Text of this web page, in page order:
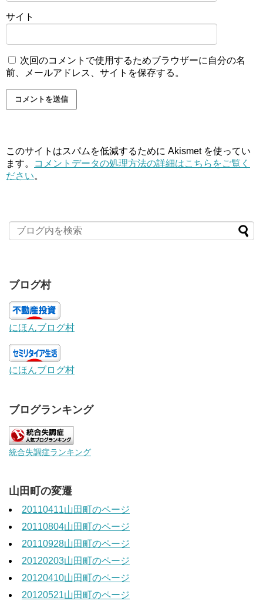
サイト
次回のコメントで使用するためブラウザーに自分の名
前、メールアドレス、サイトを保存する。
このサイトはスパムを低減するために Akismet を使ってい
ます。
コメントデータの処理方法の詳細はこちらをご覧く
ださい。
ブログ村
にほんブログ村
にほんブログ村
ブログランキング
統合失調症ランキング
山田町の変遷
20110411山田町のページ
20110804山田町のページ
20110928山田町のページ
20120203山田町のページ
20120410山田町のページ
20120521山田町のページ